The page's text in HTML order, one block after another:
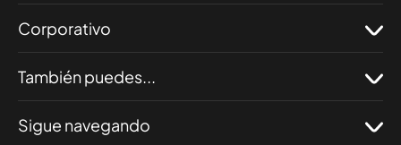
Corporativo
También puedes...
Sigue navegando